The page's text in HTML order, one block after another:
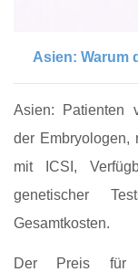
Asien: Warum
Asien: Patienten
der Embryologen,
mit ICSI,
genetischer
Gesamtkosten.
Der Preis